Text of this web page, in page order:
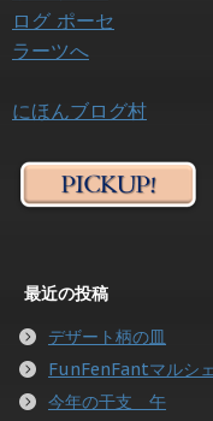
にほんブログ村
最近の投稿
デザート柄の皿
FunFenFantマルシ
今年の干支 午